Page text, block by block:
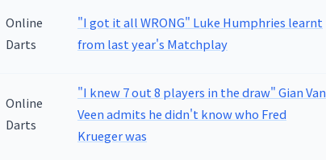
Online
Darts
"I got it all WRONG" Luke Humphries learnt
from last year's Matchplay
Online
Darts
"I knew 7 out 8 players in the draw" Gian Van
Veen admits he didn't know who Fred
Krueger was